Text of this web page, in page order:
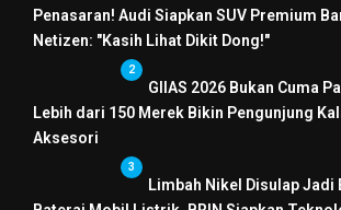
Penasaran! Audi Siapkan SUV Premium
Netizen: "Kasih Lihat Dikit Dong!"
2
GIIAS 2026 Bukan Cuma
Lebih dari 150 Merek Bikin Pengunjung
Aksesori
3
Limbah Nikel Disulap Jadi